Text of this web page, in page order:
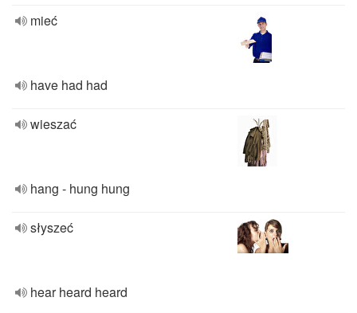
mieć
have had had
wieszać
hang - hung hung
słyszeć
hear heard heard